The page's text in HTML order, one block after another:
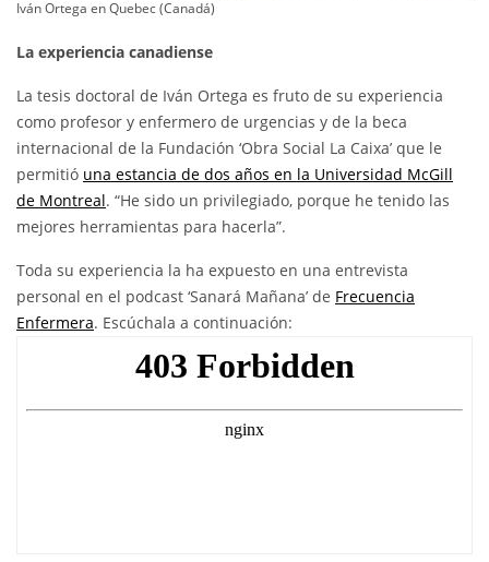
Iván Ortega en Quebec (Canadá)
La experiencia canadiense
La tesis doctoral de Iván Ortega es fruto de su experiencia
como profesor y enfermero de urgencias y de la beca
internacional de la Fundación ‘Obra Social La Caixa’ que le
permitió una estancia de dos años en la Universidad McGill
de Montreal. “He sido un privilegiado, porque he tenido las
mejores herramientas para hacerla”.
Toda su experiencia la ha expuesto en una entrevista
personal en el podcast ‘Sanará Mañana’ de Frecuencia
Enfermera. Escúchala a continuación: